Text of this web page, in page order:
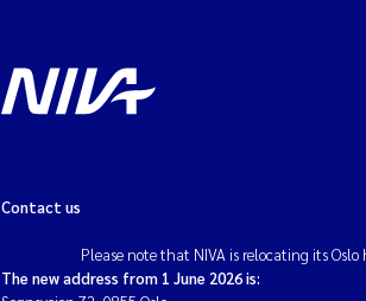
Contact us
Please note that NIVA is relocating its Oslo
The new address from 1 June 2026 is: